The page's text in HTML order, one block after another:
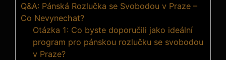
Q&A: Pánská Rozlučka⁤ se Svobodou v Praze –
Co Nevynechat?
Otázka 1: Co byste doporučili jako ideální
program pro ‍pánskou rozlučku se svobodou⁢
v Praze?